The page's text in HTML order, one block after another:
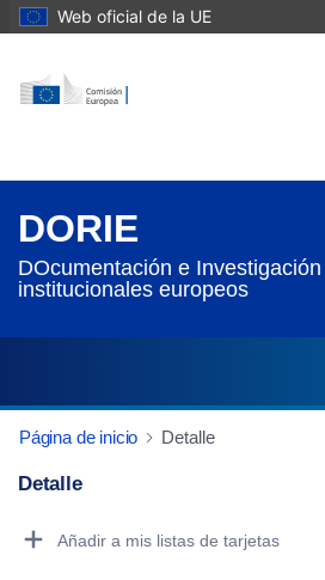
Web oficial de la UE
DORIE
DOcumentación e
institucionales europeos
Página de inicio Detalle
Detalle
Añadir a mis listas de tarjetas